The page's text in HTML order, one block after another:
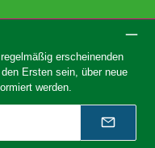
erscheinenden
Ersten sein, über neue
werden.